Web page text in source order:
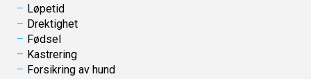
Løpetid
Drektighet
Fødsel
Kastrering
Forsikring av hund